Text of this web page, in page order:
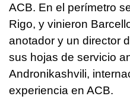
ACB. En el perímetro
Rigo, y vinieron
anotador y un director
sus hojas de servicio
Andronikashvili,
experiencia en ACB.